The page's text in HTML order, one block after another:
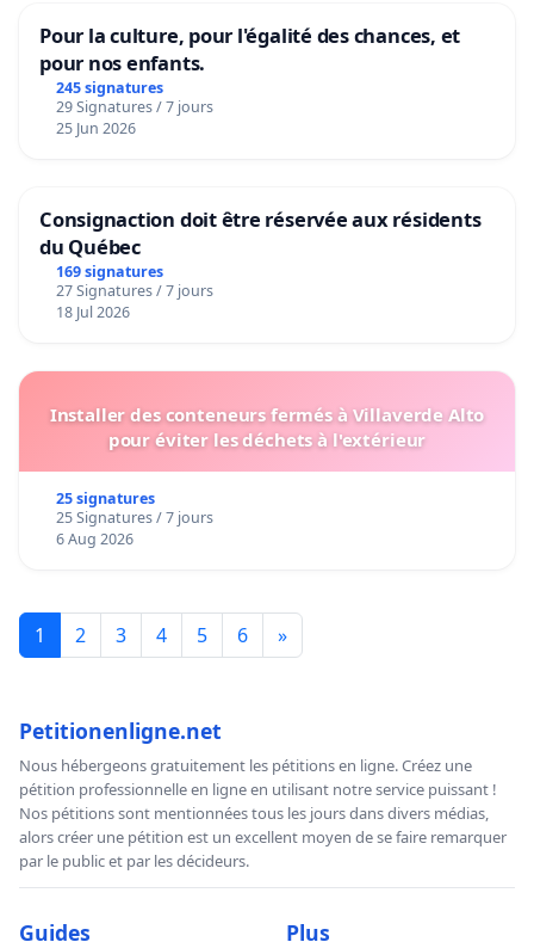
Pour la culture, pour l'égalité des chances, et
pour nos enfants.
245 signatures
29 Signatures / 7 jours
25 Jun 2026
Consignaction doit être réservée aux résidents
du Québec
169 signatures
27 Signatures / 7 jours
18 Jul 2026
Installer des conteneurs fermés à Villaverde Alto
pour éviter les déchets à l'extérieur
25 signatures
25 Signatures / 7 jours
6 Aug 2026
1 2 3 4 5 6 »
Petitionenligne.net
Nous hébergeons gratuitement les pétitions en ligne. Créez une
pétition professionnelle en ligne en utilisant notre service puissant !
Nos pétitions sont mentionnées tous les jours dans divers médias,
alors créer une pétition est un excellent moyen de se faire remarquer
par le public et par les décideurs.
Guides Plus